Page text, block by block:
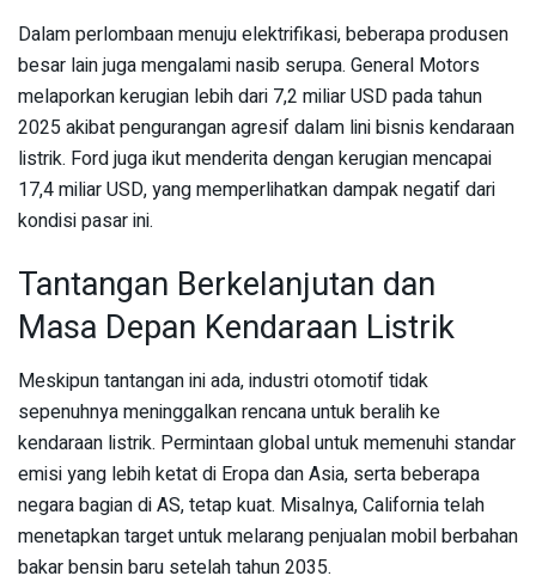
Dalam perlombaan menuju elektrifikasi, beberapa produsen
besar lain juga mengalami nasib serupa. General Motors
melaporkan kerugian lebih dari 7,2 miliar USD pada tahun
2025 akibat pengurangan agresif dalam lini bisnis kendaraan
listrik. Ford juga ikut menderita dengan kerugian mencapai
17,4 miliar USD, yang memperlihatkan dampak negatif dari
kondisi pasar ini.
Tantangan Berkelanjutan dan
Masa Depan Kendaraan Listrik
Meskipun tantangan ini ada, industri otomotif tidak
sepenuhnya meninggalkan rencana untuk beralih ke
kendaraan listrik. Permintaan global untuk memenuhi standar
emisi yang lebih ketat di Eropa dan Asia, serta beberapa
negara bagian di AS, tetap kuat. Misalnya, California telah
menetapkan target untuk melarang penjualan mobil berbahan
bakar bensin baru setelah tahun 2035.